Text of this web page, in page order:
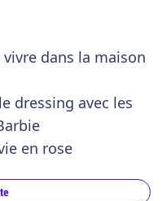
dans la maison
dressing avec les
en rose